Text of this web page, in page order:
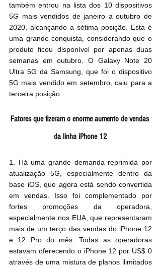
também entrou na lista dos 10 dispositivos
5G mais vendidos de janeiro a outubro de
2020, alcançando a sétima posição. Esta é
uma grande conquista, considerando que o
produto ficou disponível por apenas duas
semanas em outubro. O Galaxy Note 20
Ultra 5G da Samsung, que foi o dispositivo
5G mais vendido em setembro, caiu para a
terceira posição.
Fatores que fizeram o enorme aumento de vendas
da linha iPhone 12
1. Há uma grande demanda reprimida por
atualização 5G, especialmente dentro da
base iOS, que agora está sendo convertida
em vendas. Isso foi complementado por
fortes promoções da operadora,
especialmente nos EUA, que representaram
mais de um terço das vendas do iPhone 12
e 12 Pro do mês. Todas as operadoras
estavam oferecendo o iPhone 12 por US$ 0
através de uma mistura de planos ilimitados